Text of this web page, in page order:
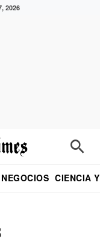
2026
CIENCIA